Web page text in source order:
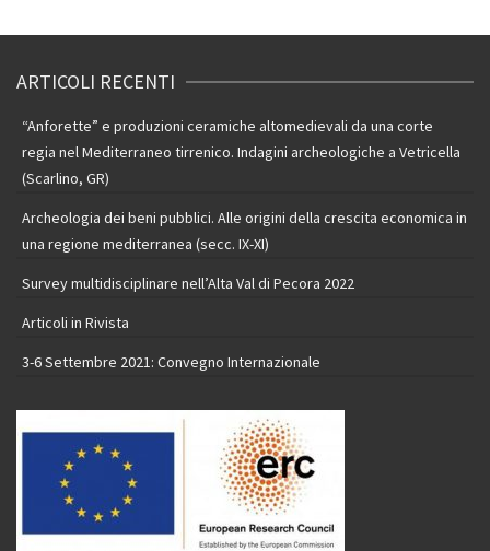
ARTICOLI RECENTI
“Anforette” e produzioni ceramiche altomedievali da una corte
regia nel Mediterraneo tirrenico. Indagini archeologiche a Vetricella
(Scarlino, GR)
Archeologia dei beni pubblici. Alle origini della crescita economica in
una regione mediterranea (secc. IX-XI)
Survey multidisciplinare nell’Alta Val di Pecora 2022
Articoli in Rivista
3-6 Settembre 2021: Convegno Internazionale